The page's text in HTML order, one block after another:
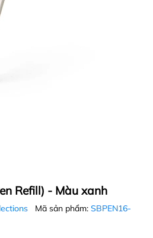
Refill) - Màu xanh
Mã sản phẩm: SBPEN16-